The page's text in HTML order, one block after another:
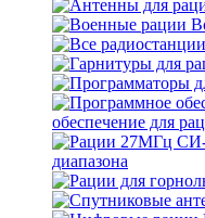
обеспечение для
диапазона